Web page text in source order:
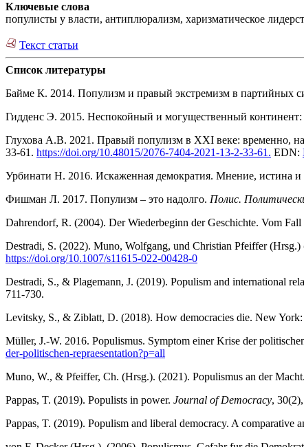
Ключевые слова
популисты у власти, антиплюрализм, харизматическое
Текст статьи
Список литературы
Байме К. 2014. Популизм и правый экстремизм в партийных
Гидденс Э. 2015. Неспокойный и могущественный
Глухова А.В. 2021. Правый популизм в XXI веке: временно,
33-61. https://doi.org/10.48015/2076-7404-2021-13-2-33-61 . EDN:
Урбинати Н. 2016. Искаженная демократия. Мнение, истина
Фишман Л. 2017. Популизм – это надолго. Полис.
Dahrendorf, R. (2004). Der Wiederbeginn der Geschichte. Vom
Destradi, S. (2022). Muno, Wolfgang, und Christian Pfeiffer
https://doi.org/10.1007/s1161 5-022-00428-0
Destradi, S., & Plagemann, J. (2019). Populism and international
711-730.
Levitsky, S., & Ziblatt, D. (2018). How democracies die. New
Müller, J.-W. 2016. Populismus. Symptom einer Krise der
der-politischen-repraesentation?p=all
Muno, W., & Pfeiffer, Ch. (Hrsg.). (2021). Populismus an der
Pappas, T. (2019). Populists in power. Journal of Democracy,
Pappas, T. (2019). Populism and liberal democracy. A